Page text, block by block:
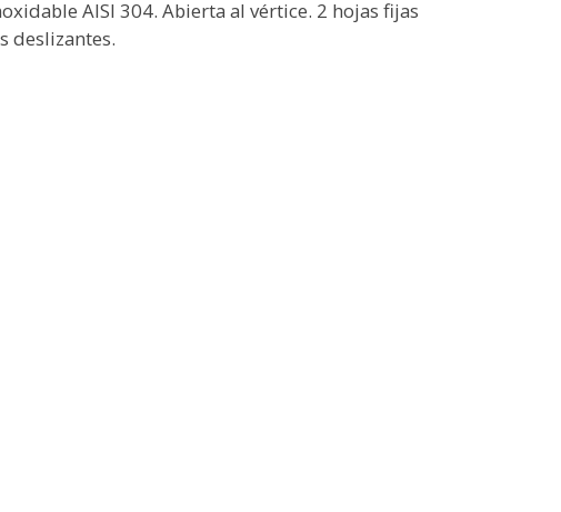
AISI 304. Abierta al vértice. 2 hojas fijas
deslizantes.